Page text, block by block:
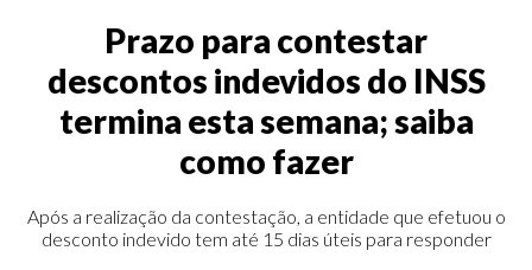
Prazo para contestar
descontos indevidos do INSS
termina esta semana; saiba
como fazer
Após a realização da contestação, a entidade que efetuou o
desconto indevido tem até 15 dias úteis para responder